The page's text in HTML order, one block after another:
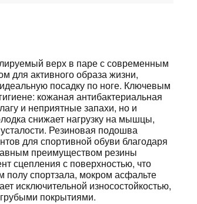
верх в паре с современным
для активного образа жизни,
посадку по ноге. Ключевым
кожаная антибактериальная
и неприятные запахи, но и
снижает нагрузку на мышцы,
Резиновая подошва
для спортивной обуви благодаря
преимуществом резины
сцепления с поверхностью, что
полу спортзала, мокром асфальте
исключительной износостойкостью,
покрытиями.